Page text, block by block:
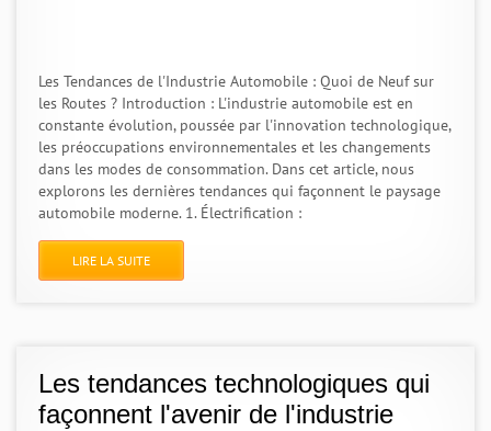
Les Tendances de l'Industrie Automobile : Quoi de Neuf sur
les Routes ? Introduction : L'industrie automobile est en
constante évolution, poussée par l'innovation technologique,
les préoccupations environnementales et les changements
dans les modes de consommation. Dans cet article, nous
explorons les dernières tendances qui façonnent le paysage
automobile moderne. 1. Électrification :
LIRE LA SUITE
Les tendances technologiques qui
façonnent l'avenir de l'industrie